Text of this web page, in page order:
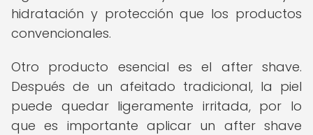
hidratación y protección que los productos
convencionales.
Otro producto esencial es el after shave.
Después de un afeitado tradicional, la piel
puede quedar ligeramente irritada, por lo
que es importante aplicar un after shave